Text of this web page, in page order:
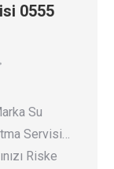
0555
Su
Servisi…
Riske